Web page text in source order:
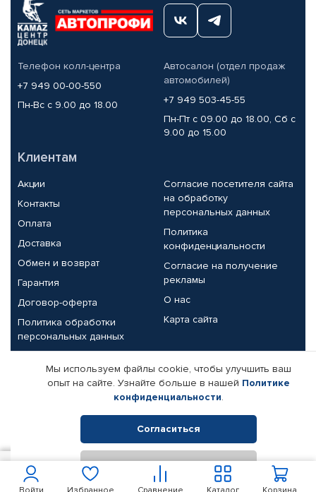
Телефон колл-центра
+7 949 00-00-550
Пн-Вс с 9.00 до 18.00
Автосалон (отдел продаж
автомобилей)
+7 949 503-45-55
Пн-Пт с 09.00 до 18.00, Сб с
9.00 до 15.00
Клиентам
Акции
Контакты
Оплата
Доставка
Обмен и возврат
Гарантия
Договор-оферта
Политика обработки
персональных данных
Согласие посетителя сайта
на обработку
персональных данных
Политика
конфиденциальности
Согласие на получение
рекламы
О нас
Карта сайта
Партнерам
Корпоративным клиентам
Поставщикам
Реквизиты компании
© КАМАЗ ЦЕНТР ДОНЕЦК, 2015-2026. Все права защищены.
Интернет-магазин автомобильных товаров Автопрофи.
Мы используем файлы cookie, чтобы улучшить ваш
опыт на сайте. Узнайте больше в нашей Политике
конфиденциальности.
Согласиться
Отклонить
200 В корзину